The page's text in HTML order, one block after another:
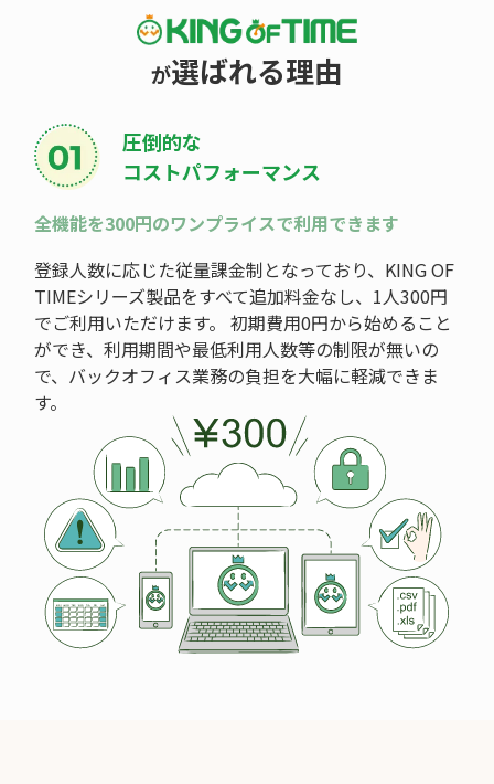
が選ばれる理由
圧倒的な
コストパフォーマンス
全機能を300円のワンプライスで利用できます
登録人数に応じた従量課金制となっており、KING OF
TIMEシリーズ製品をすべて追加料金なし、1人300円
でご利用いただけます。 初期費用0円から始めること
ができ、利用期間や最低利用人数等の制限が無いの
で、バックオフィス業務の負担を大幅に軽減できま
す。